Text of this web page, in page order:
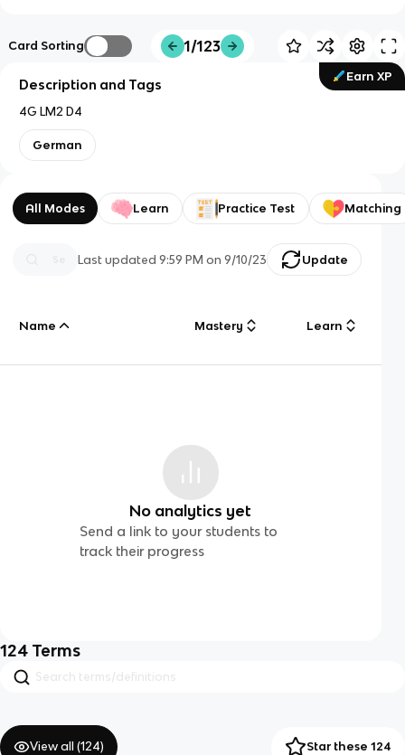
Card Sorting 1/123
Earn XP
Description and Tags
4G LM2 D4
German
All Modes Learn Practice Test Matching
Last updated9:59 PM on 9/10/23 Update
Name Mastery Learn
No analytics yet
Send a link to your students to
track their progress
124 Terms
View all (124) Star these 124